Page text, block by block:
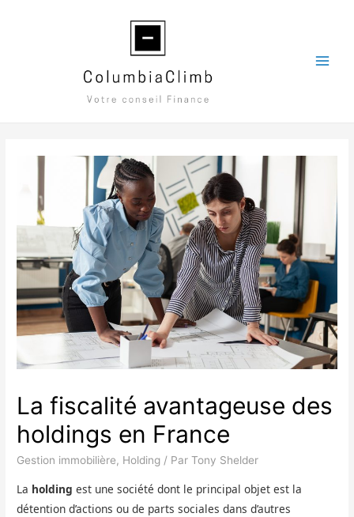
La fiscalité avantageuse des
holdings en France
Gestion immobilière, Holding / ParTony Shelder
La holding est une société dont le principal objet est la
détention d’actions ou de parts sociales dans d’autres